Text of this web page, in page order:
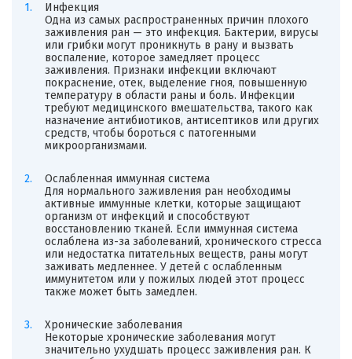
Инфекция
Одна из самых распространенных причин плохого
заживления ран — это инфекция. Бактерии, вирусы
или грибки могут проникнуть в рану и вызвать
воспаление, которое замедляет процесс
заживления. Признаки инфекции включают
покраснение, отек, выделение гноя, повышенную
температуру в области раны и боль. Инфекции
требуют медицинского вмешательства, такого как
назначение антибиотиков, антисептиков или других
средств, чтобы бороться с патогенными
микроорганизмами.
Ослабленная иммунная система
Для нормального заживления ран необходимы
активные иммунные клетки, которые защищают
организм от инфекций и способствуют
восстановлению тканей. Если иммунная система
ослаблена из-за заболеваний, хронического стресса
или недостатка питательных веществ, раны могут
заживать медленнее. У детей с ослабленным
иммунитетом или у пожилых людей этот процесс
также может быть замедлен.
Хронические заболевания
Некоторые хронические заболевания могут
значительно ухудшать процесс заживления ран. К